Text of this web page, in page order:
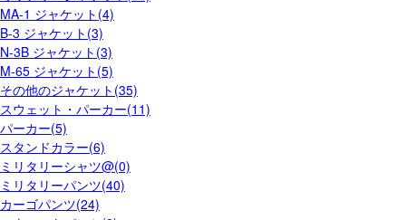
MA-1 ジャケット(4)
B-3 ジャケット(3)
N-3B ジャケット(3)
M-65 ジャケット(5)
その他のジャケット(35)
スウェット・パーカー(11)
パーカー(5)
スタンドカラー(6)
ミリタリーシャツ@(0)
ミリタリーパンツ(40)
カーゴパンツ(24)